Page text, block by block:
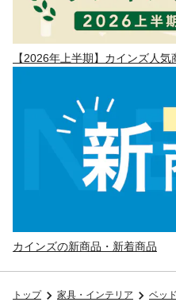
【2026年上半期】カインズ人
カインズの新商品・新着商品
トップ 家具・インテリア ベッド